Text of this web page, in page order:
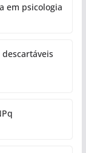
em psicologia